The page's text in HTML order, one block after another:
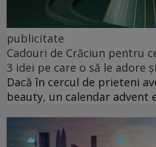
publicitate
Cadouri de Crăciun pentru
3 idei pe care o să le adore
Dacă în cercul de prieteni
beauty, un calendar advent